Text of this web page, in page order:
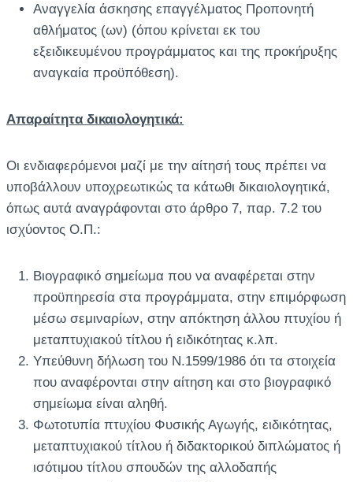
Αναγγελία άσκησης επαγγέλματος Προπονητή
αθλήματος (ων) (όπου κρίνεται εκ του
εξειδικευμένου προγράμματος και της προκήρυξης
αναγκαία προϋπόθεση).
Απαραίτητα δικαιολογητικά:
Οι ενδιαφερόμενοι μαζί με την αίτησή τους πρέπει να
υποβάλλουν υποχρεωτικώς τα κάτωθι δικαιολογητικά,
όπως αυτά αναγράφονται στο άρθρο 7, παρ. 7.2 του
ισχύοντος Ο.Π.:
Βιογραφικό σημείωμα που να αναφέρεται στην
προϋπηρεσία στα προγράμματα, στην επιμόρφωση
μέσω σεμιναρίων, στην απόκτηση άλλου πτυχίου ή
μεταπτυχιακού τίτλου ή ειδικότητας κ.λπ.
Υπεύθυνη δήλωση του Ν.1599/1986 ότι τα στοιχεία
που αναφέρονται στην αίτηση και στο βιογραφικό
σημείωμα είναι αληθή.
Φωτοτυπία πτυχίου Φυσικής Αγωγής, ειδικότητας,
μεταπτυχιακού τίτλου ή διδακτορικού διπλώματος ή
ισότιμου τίτλου σπουδών της αλλοδαπής